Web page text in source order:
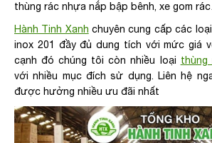
thùng rác nhựa nắp bập bênh, xe gom
Hành Tinh Xanh chuyên cung cấp các loại
inox 201 đầy đủ dung tích với mức giá
cạnh đó chúng tôi còn nhiều loại thùng
với nhiều mục đích sử dụng. Liên hệ
được hưởng nhiều ưu đãi nhất